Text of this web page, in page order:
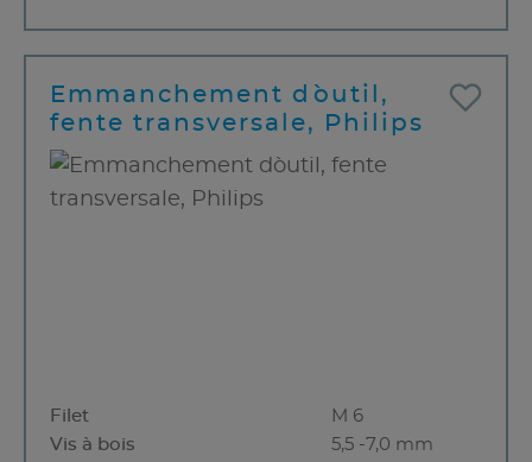
Emmanchement d`outil,
fente transversale, Philips
Filet
M 6
Vis à bois
5,5 -7,0 mm